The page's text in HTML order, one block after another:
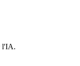
l'IA.